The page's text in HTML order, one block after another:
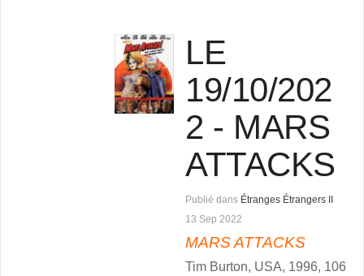
LE
19/10/202
2 - MARS
ATTACKS
Publié dans Étranges Étrangers II
13 Sep 2022
MARS ATTACKS
Tim Burton, USA, 1996, 106